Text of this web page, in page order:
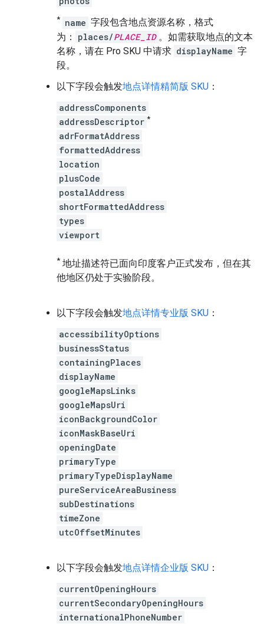
* name 字段包含地点资源名称，格式
为：
places/PLACE_ID 。 如需获取地点的文本
名称，请在 Pro SKU 中请求 displayName 字
段。
以下字段会触发地点详情精简版 SKU ：
addressComponents
addressDescriptor *
adrFormatAddress
formattedAddress
location
plusCode
postalAddress
shortFormattedAddress
types
viewport
* 地址描述符已面向印度客户正式发布，但在其
他地区仍处于实验阶段。
以下字段会触发地点详情专业版 SKU ：
accessibilityOptions
businessStatus
containingPlaces
displayName
googleMapsLinks
googleMapsUri
iconBackgroundColor
iconMaskBaseUri
openingDate
primaryType
primaryTypeDisplayName
pureServiceAreaBusiness
subDestinations
timeZone
utcOffsetMinutes
以下字段会触发地点详情企业版 SKU ：
currentOpeningHours
currentSecondaryOpeningHours
internationalPhoneNumber